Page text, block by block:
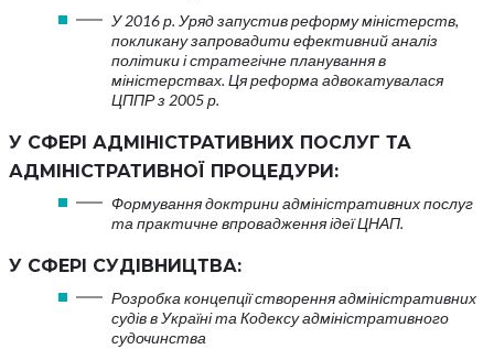
У 2016 р. Уряд запустив реформу міністерств,
покликану запровадити ефективний аналіз
політики і стратегічне планування в
міністерствах. Ця реформа адвокатувалася
ЦППР з 2005 р.
У СФЕРІ АДМІНІСТРАТИВНИХ ПОСЛУГ ТА
АДМІНІСТРАТИВНОЇ ПРОЦЕДУРИ:
Формування доктрини адміністративних послуг
та практичне впровадження ідеї ЦНАП.
У СФЕРІ СУДІВНИЦТВА:
Розробка концепції створення адміністративних
судів в Україні та Кодексу адміністративного
судочинства